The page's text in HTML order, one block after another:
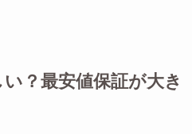
？最安値保証が大き